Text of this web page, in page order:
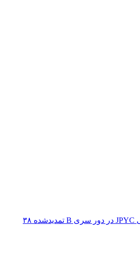
شرکت استیبل‌کوین ژاپنی JPYC در دور سری B تمدیدشده ۳۸